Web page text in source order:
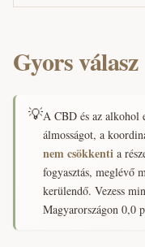
Gyors válasz
💡A CBD és az alkohol
álmosságot, a
nem csökkenti a
fogyasztás, meglévő
kerülendő. Vezess
Magyarországon 0,0